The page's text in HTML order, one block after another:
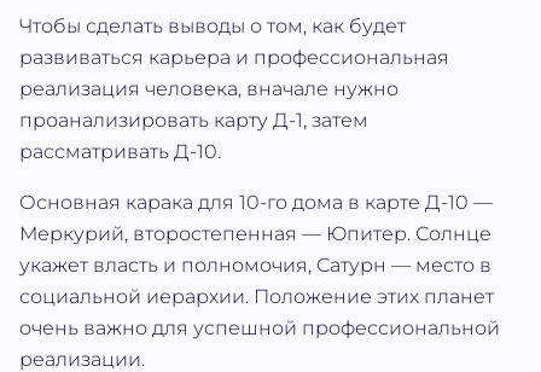
Чтобы сделать выводы о том, как будет
развиваться карьера и профессиональная
реализация человека, вначале нужно
проанализировать карту Д-1, затем
рассматривать Д-10.
Основная карака для 10-го дома в карте Д-10 —
Меркурий, второстепенная — Юпитер. Солнце
укажет власть и полномочия, Сатурн — место в
социальной иерархии. Положение этих планет
очень важно для успешной профессиональной
реализации.